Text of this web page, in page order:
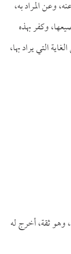
وعن المراد به،
وكفر بهذه
التي يراد بها،
، وهو ثقة، أخرج له